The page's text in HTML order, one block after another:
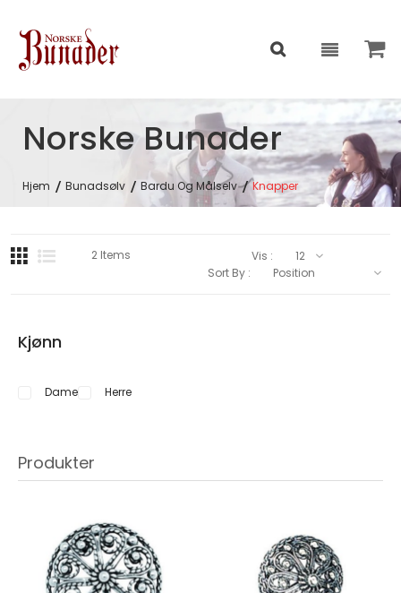
Norske Bunader
Hjem Bunadsølv Bardu Og Målselv Knapper
Kjønn
Dame Herre
Produkter
2Items
Vis :
Sort By :